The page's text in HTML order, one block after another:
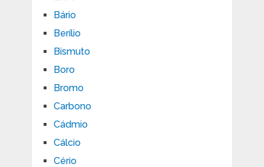
Bário
Berílio
Bismuto
Boro
Bromo
Carbono
Cádmio
Cálcio
Cério